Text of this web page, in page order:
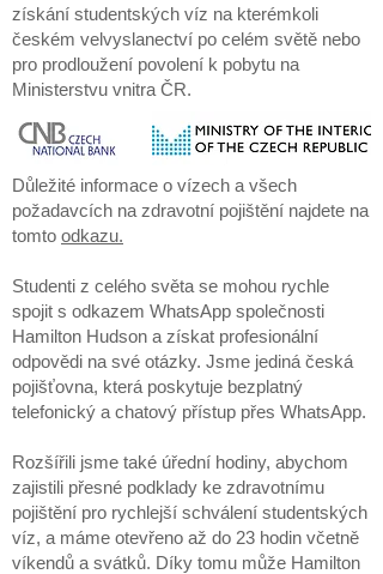
získání studentských víz na kterémkoli
českém velvyslanectví po celém světě nebo
pro prodloužení povolení k pobytu na
Ministerstvu vnitra ČR.
Důležité informace o vízech a všech
požadavcích na zdravotní pojištění najdete na
tomto odkazu.
Studenti z celého světa se mohou rychle
spojit s odkazem WhatsApp společnosti
Hamilton Hudson a získat profesionální
odpovědi na své otázky. Jsme jediná česká
pojišťovna, která poskytuje bezplatný
telefonický a chatový přístup přes WhatsApp.
Rozšířili jsme také úřední hodiny, abychom
zajistili přesné podklady ke zdravotnímu
pojištění pro rychlejší schválení studentských
víz, a máme otevřeno až do 23 hodin včetně
víkendů a svátků. Díky tomu může Hamilton